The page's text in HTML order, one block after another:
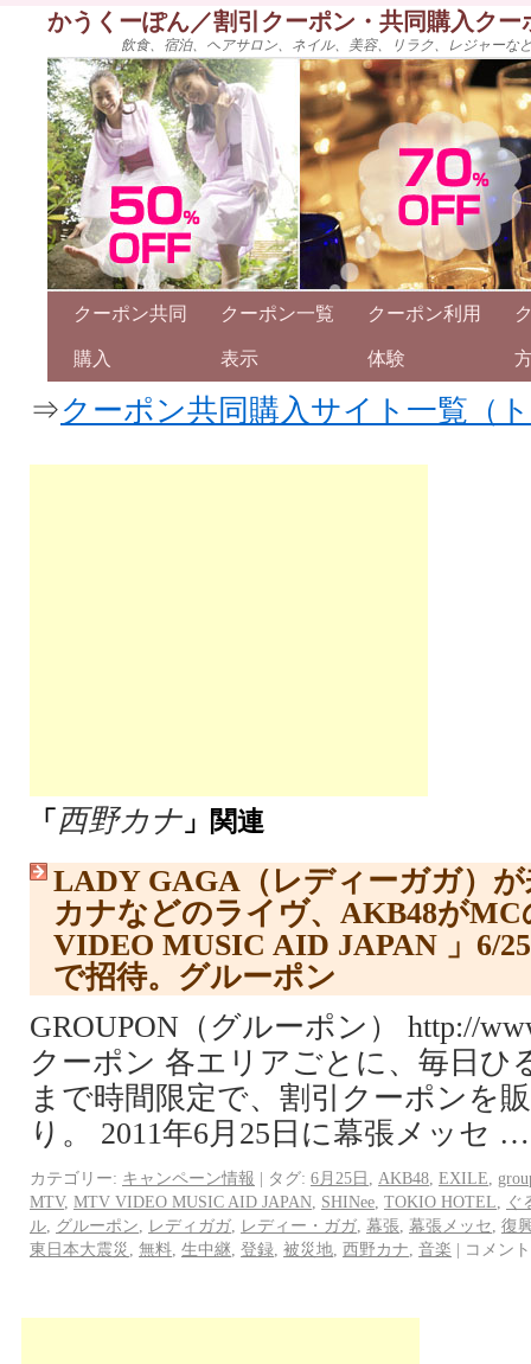
かうくーぽん／割引クーポン・共同購入ク
飲食、宿泊、ヘアサロン、ネイル、美容、リラク、レジャー
クーポン共同
購入
クーポン一覧
表示
クーポン利用
体験
⇒クーポン共同購入サイト一覧（
「 西野カナ 」関連
LADY GAGA（レディーガガ）
カナなどのライヴ、AKB48が
VIDEO MUSIC AID JAPAN 」6/
で招待。グルーポン
GROUPON（グルーポン） http://
クーポン 各エリアごとに、毎日ひ
まで時間限定で、割引クーポンを
り。 2011年6月25日に幕張メッセ
カテゴリー: キャンペーン情報 | タグ: 6月25日 AKB48 EXILE
MTV, MTV VIDEO MUSIC AID JAPAN SHINee TOKIO HOTEL
ぐ
ル グルーポン レディガガ レディー・ガガ 幕張 幕張メッセ 復
東日本大震災
無料 生中継 登録 被災地 西野カナ 音楽 | コメン